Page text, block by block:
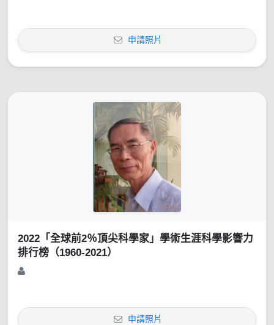
申請照片
2022「全球前2％頂尖科學家」學術生涯科學影響力
排行榜（1960-2021）
申請照片